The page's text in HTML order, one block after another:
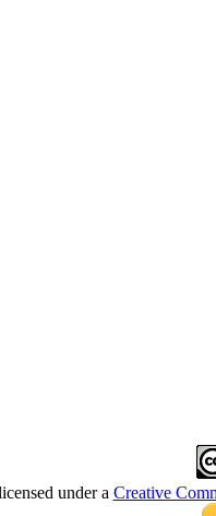
under a Creative